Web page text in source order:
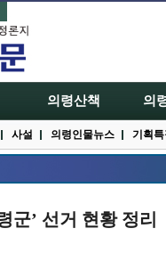
사설 의령인물뉴스 기획
의령산책 의
군’ 선거 현황 정리